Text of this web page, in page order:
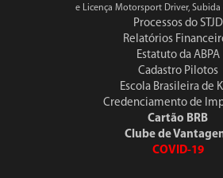
e Licença Motorsport Driver,
Processos do STJD
Relatórios
Estatuto da ABPA
Cadastro Pilotos
Escola Brasileira de
Credenciamento de
Cartão BRB
Clube de
COVID-19